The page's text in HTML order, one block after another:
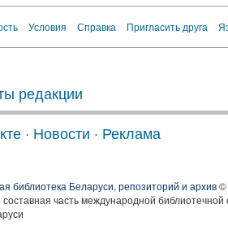
Условия Справка Пригласить друга
редакции
· Новости · Реклама
библиотека Беларуси, репозиторий и архив©
часть международной